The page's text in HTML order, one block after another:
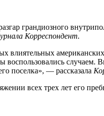
грандиозного
Корреспондент.
влиятельных
воспользовались случаем.
поселка», — рассказала
всех трех лет его